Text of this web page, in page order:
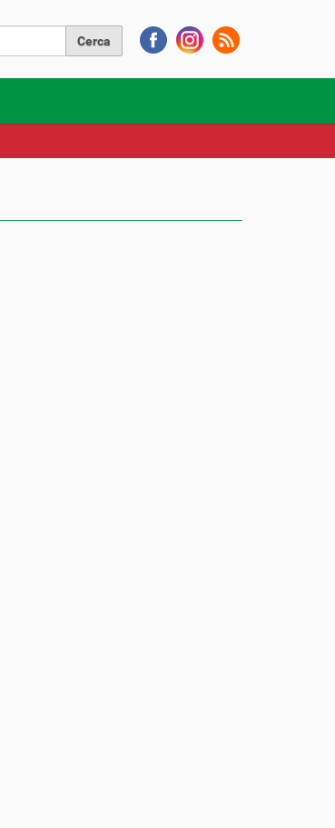
Cerca nel sito